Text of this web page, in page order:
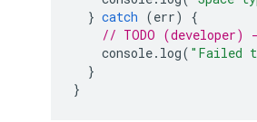
} catch (err)
{
// TODO (developer)
console. log( "Failed
}
}